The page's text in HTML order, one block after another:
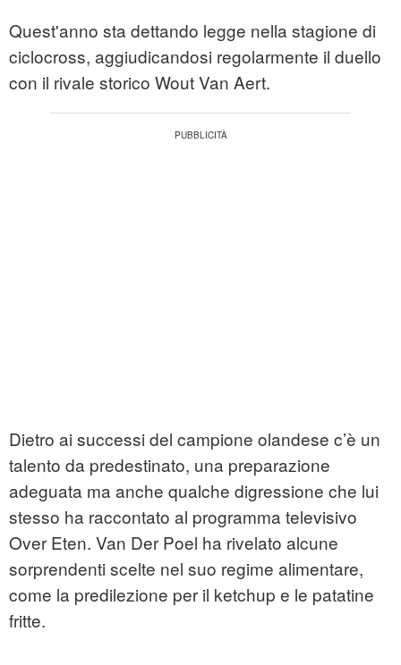
Quest'anno sta dettando legge nella stagione di
ciclocross, aggiudicandosi regolarmente il duello
con il rivale storico Wout Van Aert.
Dietro ai successi del campione olandese c’è un
talento da predestinato, una preparazione
adeguata ma anche qualche digressione che lui
stesso ha raccontato al programma televisivo
Over Eten. Van Der Poel ha rivelato alcune
sorprendenti scelte nel suo regime alimentare,
come la predilezione per il ketchup e le patatine
fritte.